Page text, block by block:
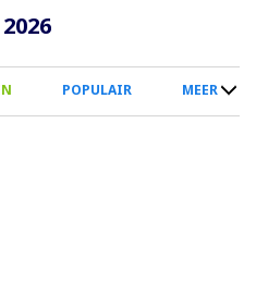
Overslaan
naar
inhoud
POPULAIR MEER